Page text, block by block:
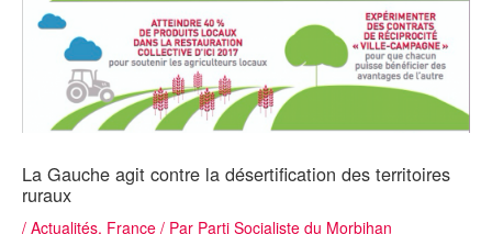
La Gauche agit contre la désertification des territoires
ruraux
/ Actualités, France / Par Parti Socialiste du Morbihan